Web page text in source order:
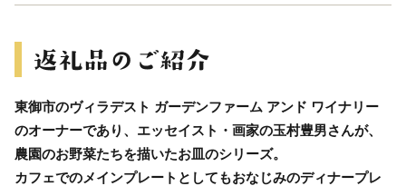
東御市のヴィラデスト ガーデンファーム アンド ワイナリー
のオーナーであり、エッセイスト・画家の玉村豊男さんが、
農園のお野菜たちを描いたお皿のシリーズ。
カフェでのメインプレートとしてもおなじみのディナープレ